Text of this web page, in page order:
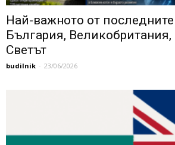
Най-важното от
България, Великобритания,
Светът
budilnik - 23/06/2026